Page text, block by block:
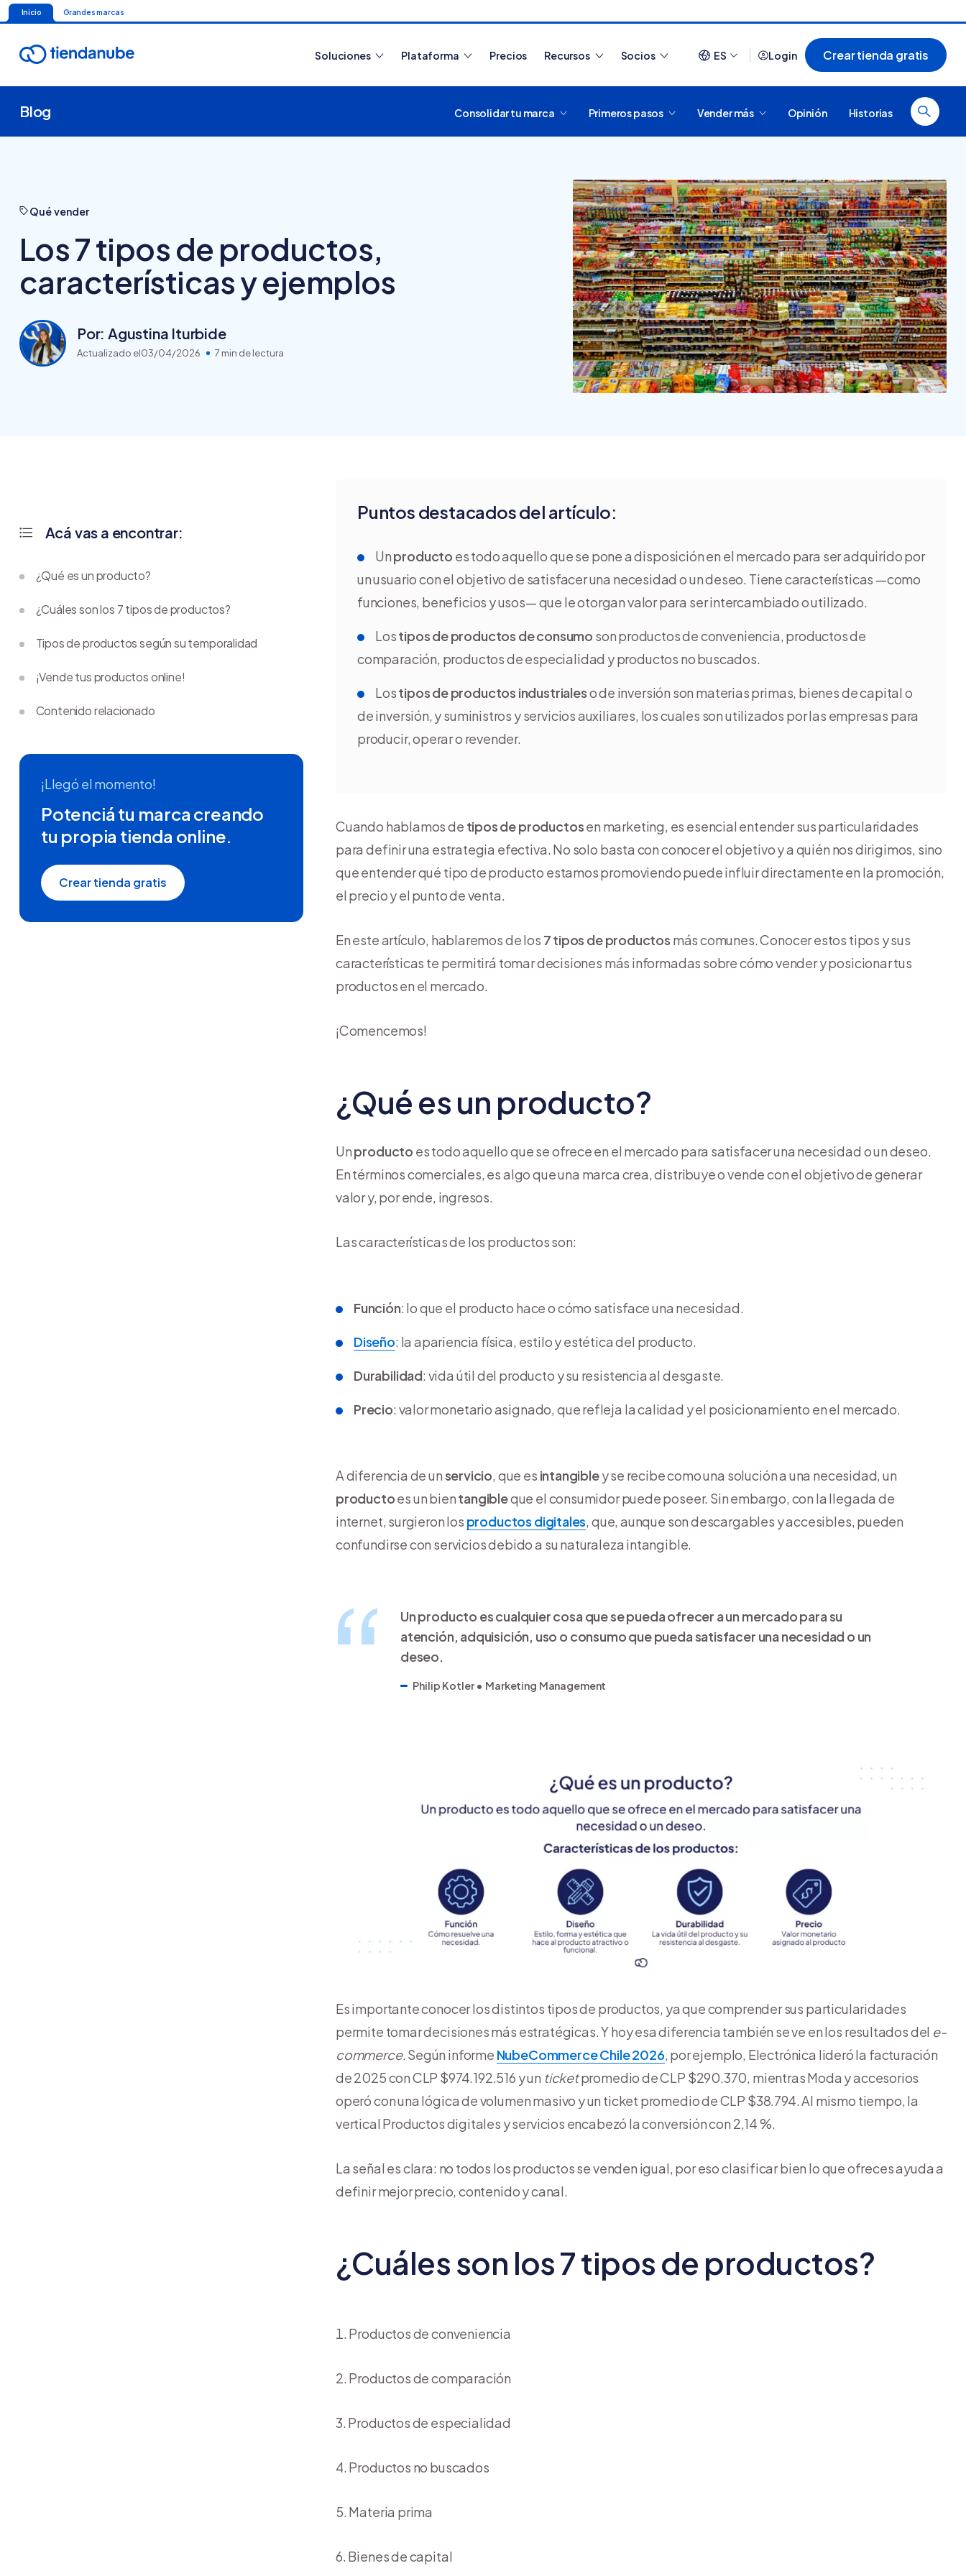
Inicio Grandes marcas
Soluciones Plataforma Precios Recursos
¿Cómo funciona
Tiendanube? Aprende a
crear y usar una tienda
¿Cómo es comprar en
Tiendanube? Conocé
Nube para vender más
20 tiendas online
argentinas creadas con
Tiendanube
Socios ES Login Crear tienda gratis
Blog Consolidar tu marca Primeros pasos Vender más Opinión Historias
Qué vender
Los 7 tipos de productos,
características y ejemplos
Por: Agustina Iturbide
Actualizado el03/04/2026 7 min de lectura
Puntos destacados del artículo:
Unproducto es todo aquello que se pone a disposición en el mercado para ser adquirido por
un usuario con el objetivo de satisfacer una necesidad o un deseo. Tiene características —como
funciones, beneficios y usos— que le otorgan valor para ser intercambiado o utilizado.
Lostipos de productos de consumo son productos de conveniencia, productos de
comparación, productos de especialidad y productos no buscados.
Lostipos de productos industrialeso de inversión son materias primas, bienes de capital o
de inversión, y suministros y servicios auxiliares, los cuales son utilizados por las empresas para
producir, operar o revender.
Cuando hablamos de tipos de productosen marketing, es esencial entender sus particularidades
para definir una estrategia efectiva. No solo basta con conocer el objetivo y a quién nos dirigimos, sino
que entender qué tipo de producto estamos promoviendo puede influir directamente en la promoción,
el precio y el punto de venta.
En este artículo, hablaremos de los 7 tipos de productos más comunes. Conocer estos tipos y sus
características te permitirá tomar decisiones más informadas sobre cómo vender y posicionar tus
productos en el mercado.
¡Comencemos!
¿Qué es un producto?
Unproducto es todo aquello que se ofrece en el mercado para satisfacer una necesidad o un deseo.
En términos comerciales, es algo que una marca crea, distribuye o vende con el objetivo de generar
valor y, por ende, ingresos.
Las características de los productos son:
Función: lo que el producto hace o cómo satisface una necesidad.
Diseño: la apariencia física, estilo y estética del producto.
Durabilidad: vida útil del producto y su resistencia al desgaste.
Precio: valor monetario asignado, que refleja la calidad y el posicionamiento en el mercado.
A diferencia de unservicio, que es intangibley se recibe como una solución a una necesidad, un
productoes un bientangibleque el consumidor puede poseer. Sin embargo, con la llegada de
internet, surgieron los productos digitales, que, aunque son descargables y accesibles, pueden
confundirse con servicios debido a su naturaleza intangible.
Un producto es cualquier cosa que se pueda ofrecer a un mercado para su
atención, adquisición, uso o consumo que pueda satisfacer una necesidad o un
deseo.
Philip Kotler • Marketing Management
Es importante conocer los distintos tipos de productos, ya que comprender sus particularidades
permite tomar decisiones más estratégicas. Y hoy esa diferencia también se ve en los resultados del e-
commerce. Según informe NubeCommerce Chile 2026, por ejemplo, Electrónica lideró la facturación
de 2025 con CLP $974.192.516 y un ticketpromedio de CLP $290.370, mientras Moda y accesorios
operó con una lógica de volumen masivo y un ticket promedio de CLP $38.794. Al mismo tiempo, la
vertical Productos digitales y servicios encabezó la conversión con 2,14 %.
La señal es clara: no todos los productos se venden igual, por eso clasificar bien lo que ofreces ayuda a
definir mejor precio, contenido y canal.
¿Cuáles son los 7 tipos de productos?
Productos de conveniencia
Productos de comparación
Productos de especialidad
Productos no buscados
Materia prima
Bienes de capital
Acá vas a encontrar:
¿Qué es un producto?
¿Cuáles son los 7 tipos de productos?
Tipos de productos según su temporalidad
¡Vende tus productos online!
Contenido relacionado
¡Llegó el momento!
Potenciá tu marca creando
tu propia tienda online.
Crear tienda gratis